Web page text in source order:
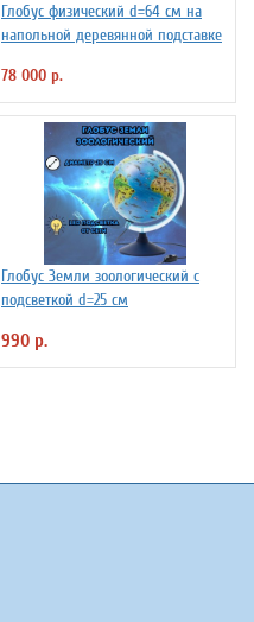
Глобус физический d=64 см на
напольной деревянной подставке
78 000 р.
Глобус Земли зоологический с
подсветкой d=25 см
990 р.